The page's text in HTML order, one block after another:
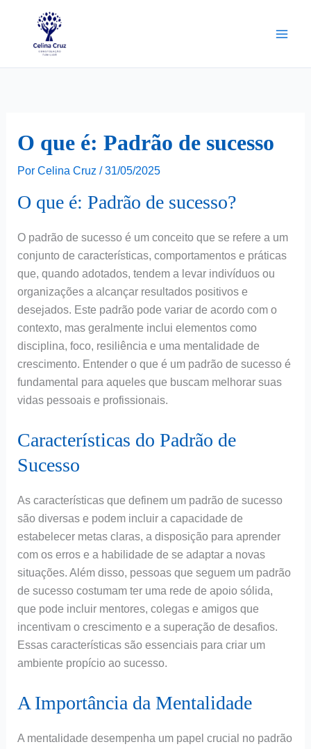
O que é: Padrão de sucesso
Por Celina Cruz / 31/05/2025
O que é: Padrão de sucesso?
O padrão de sucesso é um conceito que se refere a um
conjunto de características, comportamentos e práticas
que, quando adotados, tendem a levar indivíduos ou
organizações a alcançar resultados positivos e
desejados. Este padrão pode variar de acordo com o
contexto, mas geralmente inclui elementos como
disciplina, foco, resiliência e uma mentalidade de
crescimento. Entender o que é um padrão de sucesso é
fundamental para aqueles que buscam melhorar suas
vidas pessoais e profissionais.
Características do Padrão de
Sucesso
As características que definem um padrão de sucesso
são diversas e podem incluir a capacidade de
estabelecer metas claras, a disposição para aprender
com os erros e a habilidade de se adaptar a novas
situações. Além disso, pessoas que seguem um padrão
de sucesso costumam ter uma rede de apoio sólida,
que pode incluir mentores, colegas e amigos que
incentivam o crescimento e a superação de desafios.
Essas características são essenciais para criar um
ambiente propício ao sucesso.
A Importância da Mentalidade
A mentalidade desempenha um papel crucial no padrão